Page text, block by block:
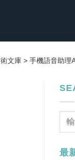
文庫> 手機語音助理
最